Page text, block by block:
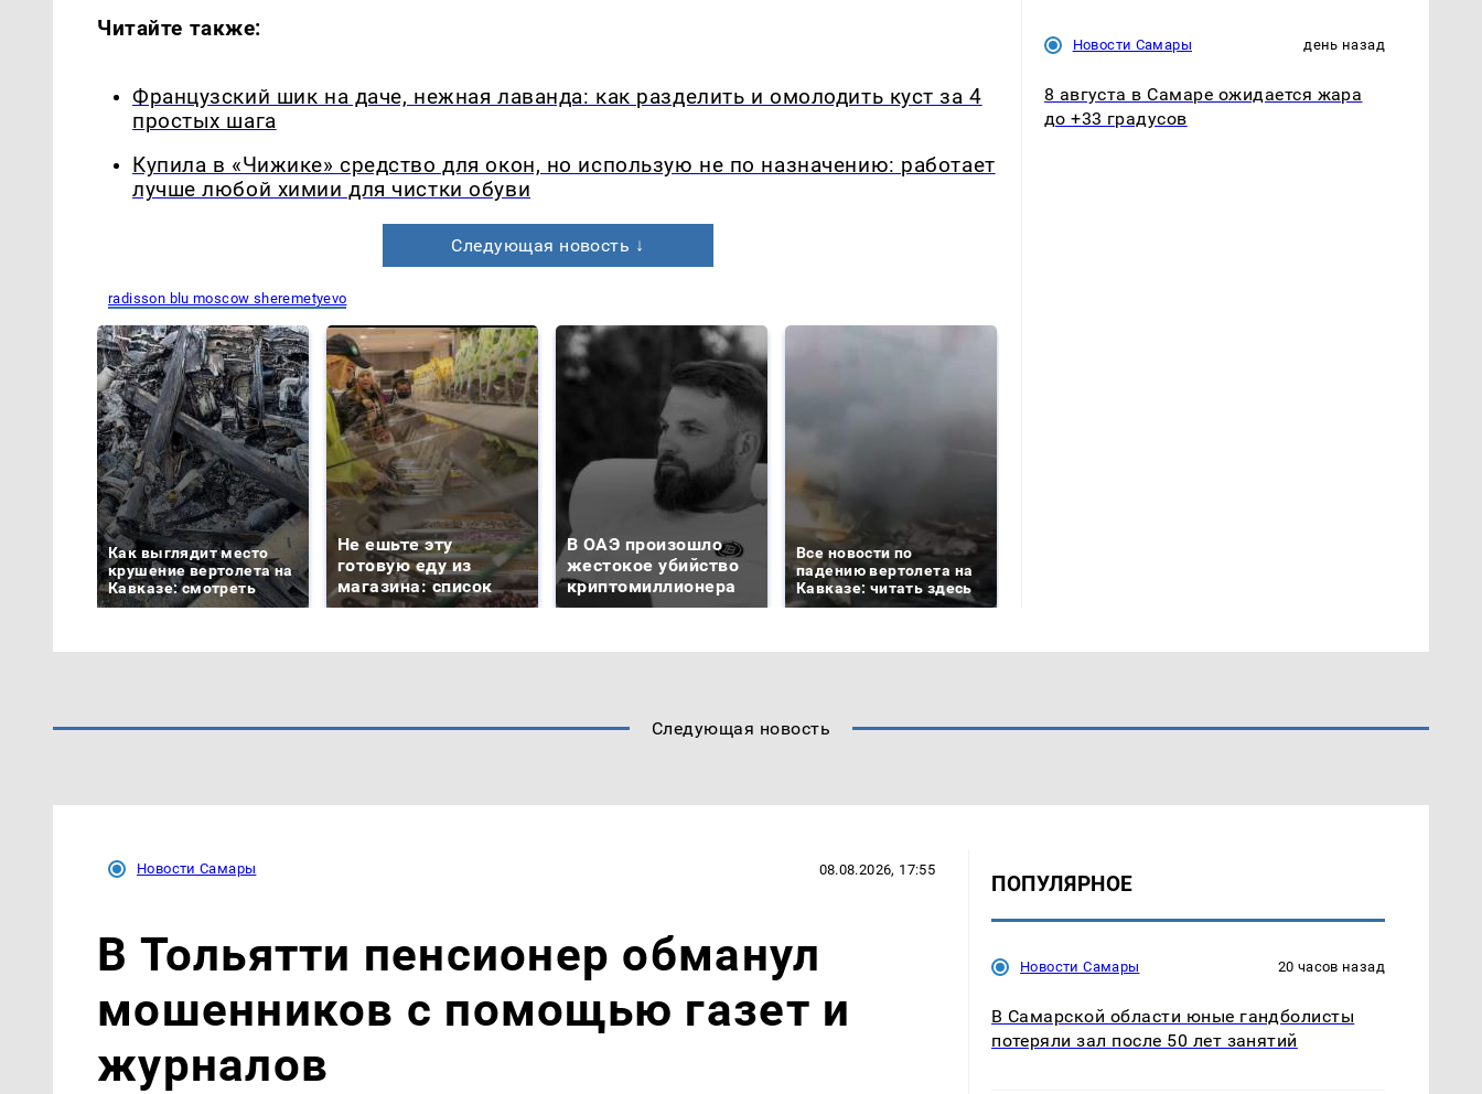
Читайте также:
Французский шик на даче, нежная лаванда: как разделить и омолодить куст за 4
простых шага
Купила в «Чижике» средство для окон, но использую не по назначению: работает
лучше любой химии для чистки обуви
Следующая новость ↓
radisson blu moscow sheremetyevo
Как выглядит место
крушение вертолета на
Кавказе: смотреть
Не ешьте эту
готовую еду из
магазина: список
В ОАЭ произошло
жестокое убийство
криптомиллионера
Все новости по
падению вертолета на
Кавказе: читать здесь
Новости Самары день назад
8 августа в Самаре ожидается жара
до +33 градусов
Следующая новость
Новости Самары 08.08.2026, 17:55
В Тольятти пенсионер обманул
мошенников с помощью газет и
журналов
ПОПУЛЯРНОЕ
Новости Самары 20 часов назад
В Самарской области юные гандболисты
потеряли зал после 50 лет занятий